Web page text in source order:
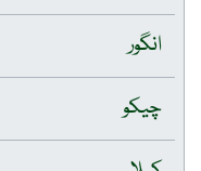
انگور
چیکو